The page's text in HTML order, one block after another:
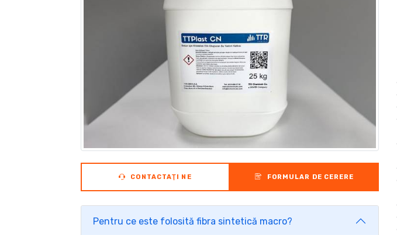
CONTACTAŢI NE FORMULAR DE CERERE
Pentru ce este folosită fibra sintetică macro?